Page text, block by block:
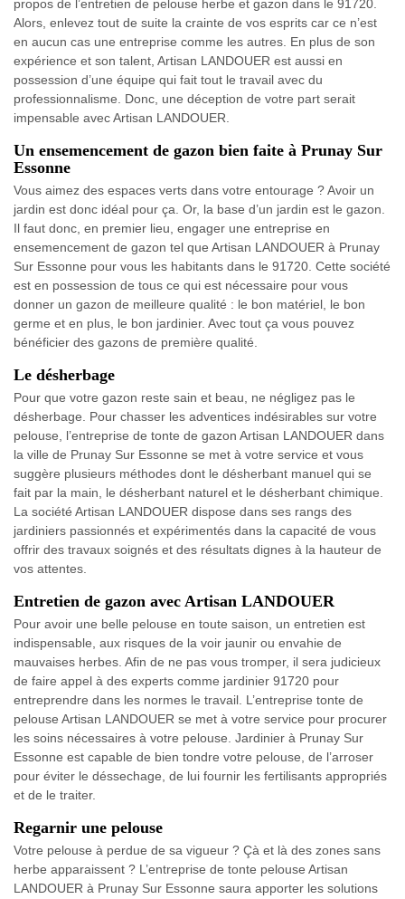
propos de l’entretien de pelouse herbe et gazon dans le 91720.
Alors, enlevez tout de suite la crainte de vos esprits car ce n’est
en aucun cas une entreprise comme les autres. En plus de son
expérience et son talent, Artisan LANDOUER est aussi en
possession d’une équipe qui fait tout le travail avec du
professionnalisme. Donc, une déception de votre part serait
impensable avec Artisan LANDOUER.
Un ensemencement de gazon bien faite à Prunay Sur
Essonne
Vous aimez des espaces verts dans votre entourage ? Avoir un
jardin est donc idéal pour ça. Or, la base d’un jardin est le gazon.
Il faut donc, en premier lieu, engager une entreprise en
ensemencement de gazon tel que Artisan LANDOUER à Prunay
Sur Essonne pour vous les habitants dans le 91720. Cette société
est en possession de tous ce qui est nécessaire pour vous
donner un gazon de meilleure qualité : le bon matériel, le bon
germe et en plus, le bon jardinier. Avec tout ça vous pouvez
bénéficier des gazons de première qualité.
Le désherbage
Pour que votre gazon reste sain et beau, ne négligez pas le
désherbage. Pour chasser les adventices indésirables sur votre
pelouse, l’entreprise de tonte de gazon Artisan LANDOUER dans
la ville de Prunay Sur Essonne se met à votre service et vous
suggère plusieurs méthodes dont le désherbant manuel qui se
fait par la main, le désherbant naturel et le désherbant chimique.
La société Artisan LANDOUER dispose dans ses rangs des
jardiniers passionnés et expérimentés dans la capacité de vous
offrir des travaux soignés et des résultats dignes à la hauteur de
vos attentes.
Entretien de gazon avec Artisan LANDOUER
Pour avoir une belle pelouse en toute saison, un entretien est
indispensable, aux risques de la voir jaunir ou envahie de
mauvaises herbes. Afin de ne pas vous tromper, il sera judicieux
de faire appel à des experts comme jardinier 91720 pour
entreprendre dans les normes le travail. L’entreprise tonte de
pelouse Artisan LANDOUER se met à votre service pour procurer
les soins nécessaires à votre pelouse. Jardinier à Prunay Sur
Essonne est capable de bien tondre votre pelouse, de l’arroser
pour éviter le déssechage, de lui fournir les fertilisants appropriés
et de le traiter.
Regarnir une pelouse
Votre pelouse à perdue de sa vigueur ? Çà et là des zones sans
herbe apparaissent ? L’entreprise de tonte pelouse Artisan
LANDOUER à Prunay Sur Essonne saura apporter les solutions